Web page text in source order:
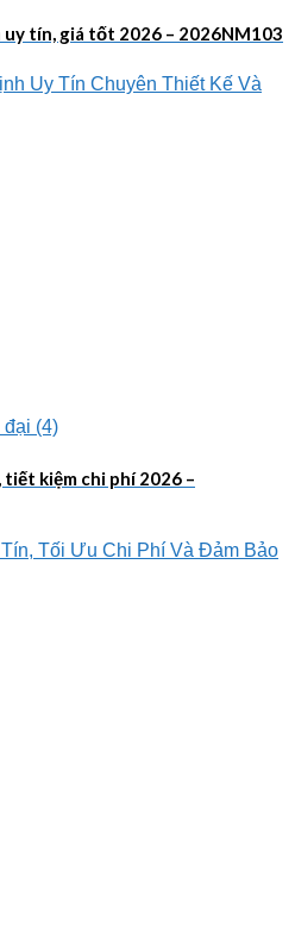
tín, giá tốt 2026 – 2026NM103
Uy Tín Chuyên Thiết Kế Và
kiệm chi phí 2026 –
Tối Ưu Chi Phí Và Đảm Bảo